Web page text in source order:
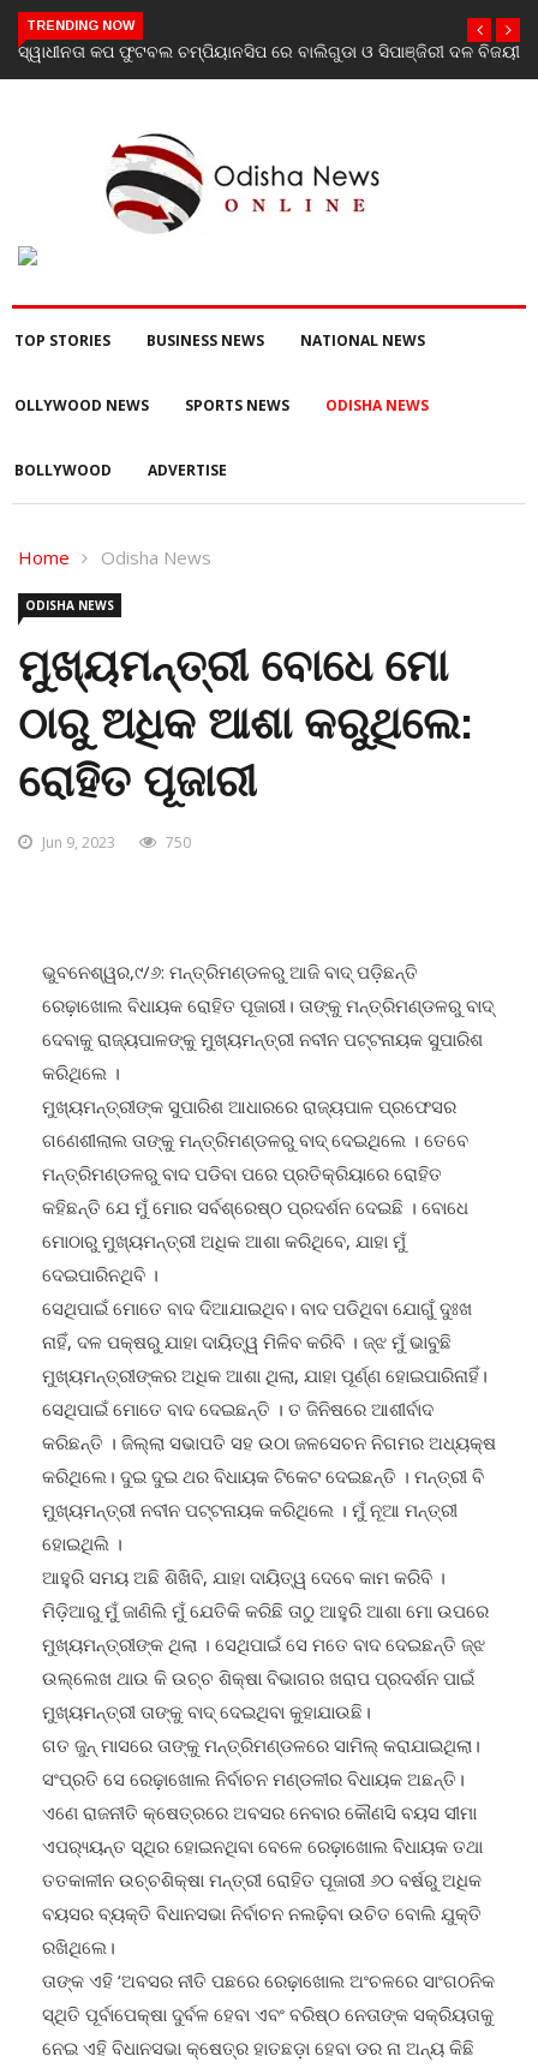
TRENDING NOW
ବିଜୟୀଯାଜପୁର ଗସ୍ତରେ ସ୍ୱାସ୍ଥ୍ୟ ମନ୍ତ୍ରୀ ଡ. ମୁକେଶ ମହାଲିଙ୍ଗ: ବନ୍ୟା
ପରବର୍ତ୍ତୀ ସ୍ୱାସ୍ଥ୍ୟସେବା ଓ ଜନସ୍ୱାସ୍ଥ୍ୟ ପରିଚାଳନାର କଲେ ସମୀକ୍ଷା
TOP STORIES BUSINESS NEWS NATIONAL NEWS
OLLYWOOD NEWS SPORTS NEWS ODISHA NEWS
BOLLYWOOD ADVERTISE
Home Odisha News
ODISHA NEWS
ମୁଖ୍ୟମନ୍ତ୍ରୀ ବୋଧେ ମୋ
ଠାରୁ ଅଧିକ ଆଶା କରୁଥିଲେ:
ରୋହିତ ପୂଜାରୀ
Jun 9, 2023 750
ଭୁବନେଶ୍ୱର,୯/୬: ମନ୍ତ୍ରିମଣ୍ଡଳରୁ ଆଜି ବାଦ୍ ପଡ଼ିଛନ୍ତି
ରେଢ଼ାଖୋଲ ବିଧାୟକ ରୋହିତ ପୂଜାରୀ। ତାଙ୍କୁ ମନ୍ତ୍ରିମଣ୍ଡଳରୁ ବାଦ୍
ଦେବାକୁ ରାଜ୍ୟପାଳଙ୍କୁ ମୁଖ୍ୟମନ୍ତ୍ରୀ ନବୀନ ପଟ୍ଟନାୟକ ସୁପାରିଶ
କରିଥିଲେ ।
ମୁଖ୍ୟମନ୍ତ୍ରୀଙ୍କ ସୁପାରିଶ ଆଧାରରେ ରାଜ୍ୟପାଳ ପ୍ରଫେସର
ଗଣେଶୀଲାଲ ତାଙ୍କୁ ମନ୍ତ୍ରିମଣ୍ଡଳରୁ ବାଦ୍ ଦେଇଥିଲେ । ତେବେ
ମନ୍ତ୍ରିମଣ୍ଡଳରୁ ବାଦ ପଡିବା ପରେ ପ୍ରତିକ୍ରିୟାରେ ରୋହିତ
କହିଛନ୍ତି ଯେ ମୁଁ ମୋର ସର୍ବଶ୍ରେଷ୍ଠ ପ୍ରଦର୍ଶନ ଦେଇଛି । ବୋଧେ
ମୋଠାରୁ ମୁଖ୍ୟମନ୍ତ୍ରୀ ଅଧିକ ଆଶା କରିଥିବେ, ଯାହା ମୁଁ
ଦେଇପାରିନଥିବି ।
ସେଥିପାଇଁ ମୋତେ ବାଦ ଦିଆଯାଇଥିବ। ବାଦ ପଡିଥିବା ଯୋଗୁଁ ଦୁଃଖ
ନାହିଁ, ଦଳ ପକ୍ଷରୁ ଯାହା ଦାୟିତ୍ୱ ମିଳିବ କରିବି । ଜ୍ଝ ମୁଁ ଭାବୁଛି
ମୁଖ୍ୟମନ୍ତ୍ରୀଙ୍କର ଅଧିକ ଆଶା ଥିଲା, ଯାହା ପୂର୍ଣ୍ଣ ହୋଇପାରିନାହିଁ।
ସେଥିପାଇଁ ମୋତେ ବାଦ ଦେଇଛନ୍ତି । ତ ଜିନିଷରେ ଆଶୀର୍ବାଦ
କରିଛନ୍ତି । ଜିଲ୍ଲା ସଭାପତି ସହ ଉଠା ଜଳସେଚନ ନିଗମର ଅଧ୍ୟକ୍ଷ
କରିଥିଲେ। ଦୁଇ ଦୁଇ ଥର ବିଧାୟକ ଟିକେଟ ଦେଇଛନ୍ତି । ମନ୍ତ୍ରୀ ବି
ମୁଖ୍ୟମନ୍ତ୍ରୀ ନବୀନ ପଟ୍ଟନାୟକ କରିଥିଲେ । ମୁଁ ନୂଆ ମନ୍ତ୍ରୀ
ହୋଇଥିଲି ।
ଆହୁରି ସମୟ ଅଛି ଶିଖିବି, ଯାହା ଦାୟିତ୍ୱ ଦେବେ କାମ କରିବି ।
ମିଡ଼ିଆରୁ ମୁଁ ଜାଣିଲି ମୁଁ ଯେତିକି କରିଛି ତାଠୁ ଆହୁରି ଆଶା ମୋ ଉପରେ
ମୁଖ୍ୟମନ୍ତ୍ରୀଙ୍କ ଥିଲା । ସେଥିପାଇଁ ସେ ମତେ ବାଦ ଦେଇଛନ୍ତି ଜ୍ଝ
ଉଲ୍ଲେଖ ଥାଉ କି ଉଚ୍ଚ ଶିକ୍ଷା ବିଭାଗର ଖରାପ ପ୍ରଦର୍ଶନ ପାଇଁ
ମୁଖ୍ୟମନ୍ତ୍ରୀ ତାଙ୍କୁ ବାଦ୍ ଦେଇଥିବା କୁହାଯାଉଛି।
ଗତ ଜୁନ୍ ମାସରେ ତାଙ୍କୁ ମନ୍ତ୍ରିମଣ୍ଡଳରେ ସାମିଲ୍ କରାଯାଇଥିଲା।
ସଂପ୍ରତି ସେ ରେଢ଼ାଖୋଲ ନିର୍ବାଚନ ମଣ୍ଡଳୀର ବିଧାୟକ ଅଛନ୍ତି।
ଏଣେ ରାଜନୀତି କ୍ଷେତ୍ରରେ ଅବସର ନେବାର କୌଣସି ବୟସ ସୀମା
ଏପର‌୍ୟ୍ୟନ୍ତ ସ୍ଥିର ହୋଇନଥିବା ବେଳେ ରେଢ଼ାଖୋଲ ବିଧାୟକ ତଥା
ତତକାଳୀନ ଉଚ୍ଚଶିକ୍ଷା ମନ୍ତ୍ରୀ ରୋହିତ ପୂଜାରୀ ୬୦ ବର୍ଷରୁ ଅଧିକ
ବୟସର ବ୍ୟକ୍ତି ବିଧାନସଭା ନିର୍ବାଚନ ନଲଢ଼ିବା ଉଚିତ ବୋଲି ଯୁକ୍ତି
ରଖିଥିଲେ।
ତାଙ୍କ ଏହି ‘ଅବସର ନୀତି ପଛରେ ରେଢ଼ାଖୋଲ ଅଂଚଳରେ ସାଂଗଠନିକ
ସ୍ଥିତି ପୂର୍ବାପେକ୍ଷା ଦୁର୍ବଳ ହେବା ଏବଂ ବରିଷ୍ଠ ନେତାଙ୍କ ସକ୍ରିୟତାକୁ
ନେଇ ଏହି ବିଧାନସଭା କ୍ଷେତ୍ର ହାତଛଡ଼ା ହେବା ଡର ନା ଅନ୍ୟ କିଛି